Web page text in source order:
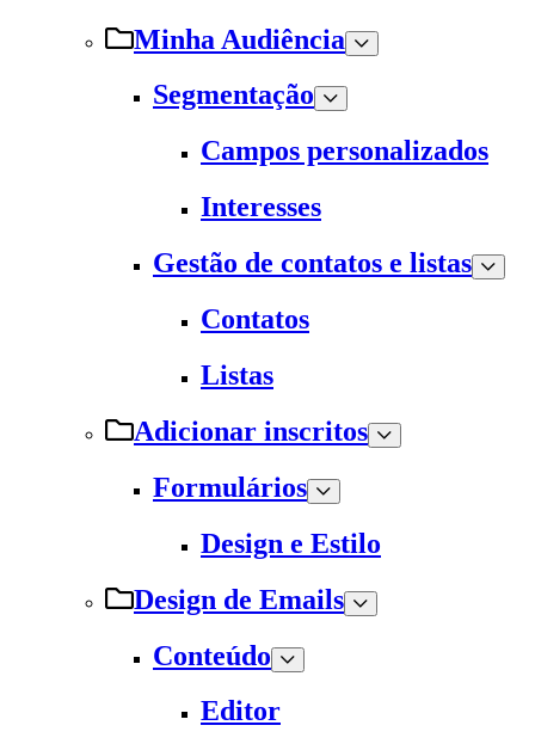
Minha Audiência
Segmentação
Campos personalizados
Interesses
Gestão de contatos e listas
Contatos
Listas
Adicionar inscritos
Formulários
Design e Estilo
Design de Emails
Conteúdo
Editor